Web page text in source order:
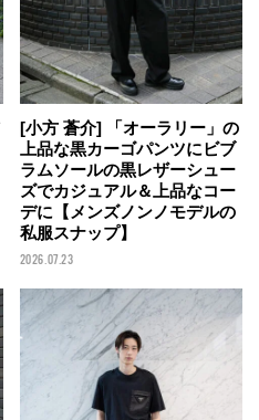
[小方 蒼介] 「オーラリー」の
上品な黒カーゴパンツにビブ
ラムソールの黒レザーシュー
ズでカジュアル＆上品なコー
デに【メンズノンノモデルの
私服スナップ】
2026.07.23